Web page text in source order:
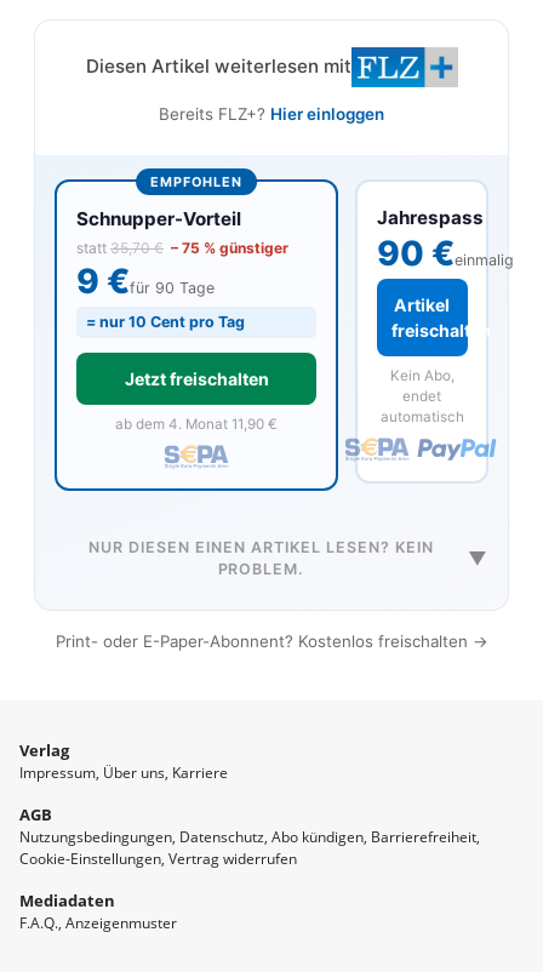
Diesen Artikel weiterlesen mit
Bereits FLZ+? Hier einloggen
Jahrespass
90 €einmalig
Artikel
freischalten
Kein Abo,
endet
automatisch
EMPFOHLEN
Schnupper-Vorteil
statt 35,70 € – 75 % günstiger
9 €für 90 Tage
= nur 10 Cent pro Tag
Jetzt freischalten
ab dem 4. Monat 11,90 €
NUR DIESEN EINEN ARTIKEL LESEN? KEIN
PROBLEM.
▼
Print- oder E-Paper-Abonnent? Kostenlos freischalten →
Verlag
Impressum Über uns Karriere
AGB
Nutzungsbedingungen Datenschutz Abo kündigen Barrierefreiheit
Cookie-Einstellungen Vertrag widerrufen
Mediadaten
F.A.Q. Anzeigenmuster